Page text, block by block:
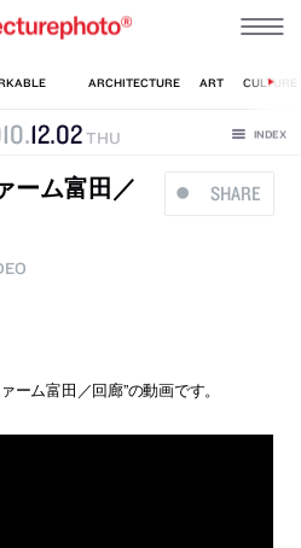
.12.02THU
SHARE
ーム富田／
ーム富田／回廊”の動画です。